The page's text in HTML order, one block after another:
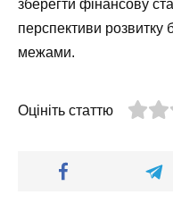
зберегти фінансову
перспективи розвитку
межами.
Оцініть статтю